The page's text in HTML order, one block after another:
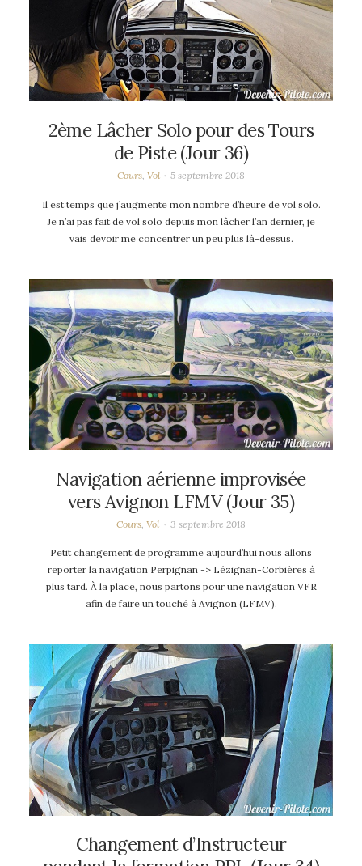
2ème Lâcher Solo pour des Tours
de Piste (Jour 36)
Cours, Vol 5 septembre 2018
Il est temps que j’augmente mon nombre d’heure de vol solo.
Je n’ai pas fait de vol solo depuis mon lâcher l’an dernier, je
vais devoir me concentrer un peu plus là-dessus.
Navigation aérienne improvisée
vers Avignon LFMV (Jour 35)
Cours ,Vol 3 septembre 2018
Petit changement de programme aujourd’hui nous allons
reporter la navigation Perpignan -> Lézignan-Corbières à
plus tard. À la place, nous partons pour une navigation VFR
afin de faire un touché à Avignon (LFMV).
Changement d’Instructeur